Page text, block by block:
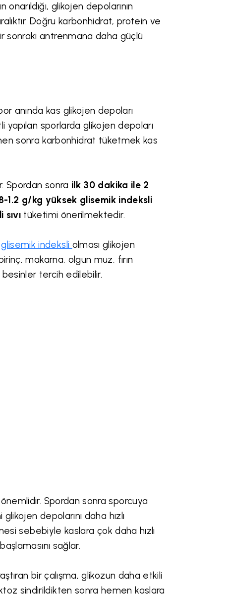
glikojen depolarının
Doğru karbonhidrat, protein ve
sonraki antrenmana daha güçlü
anında kas glikojen depoları
sporlarda glikojen depoları
sonra karbonhidrat tüketmek kas
Spordan sonra ilk 30 dakika ile 2
1.2 g/kg yüksek glisemik indeksli
tüketimi önerilmektedir.
glisemik indeksli olması glikojen
makarna, olgun muz, fırın
tercih edilebilir.
Spordan sonra sporcuya
depolarını daha hızlı
sebebiyle kaslara çok daha hızlı
sağlar.
bir çalışma, glikozun daha etkili
sindirildikten sonra hemen kaslara